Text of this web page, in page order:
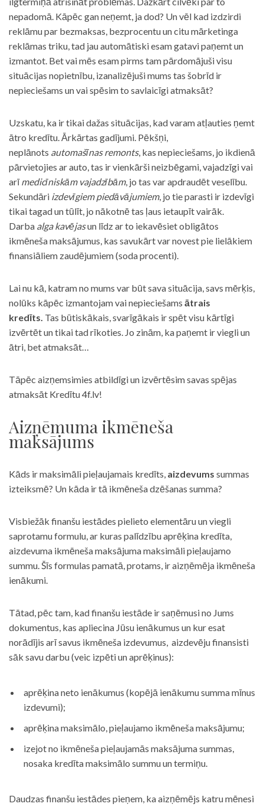
nepadomā. Kāpēc gan neņemt, ja dod? Un vēl kad izdzirdi
reklāmu par bezmaksas, bezprocentu un citu mārketinga
reklāmas triku, tad jau automātiski esam gatavi paņemt un
izmantot. Bet vai mēs esam pirms tam pārdomājuši visu
situācijas nopietnību, izanalizējuši mums tas šobrīd ir
nepieciešams un vai spēsim to savlaicīgi atmaksāt?
Uzskatu, ka ir tikai dažas situācijas, kad varam atļauties ņemt
ātro kredītu. Ārkārtas gadījumi. Pēkšņi,
neplānots automašīnas remonts, kas nepieciešams, jo ikdienā
pārvietojies ar auto, tas ir vienkārši neizbēgami, vajadzīgi vai
arīmedicīniskām vajadzībām, jo tas var apdraudēt veselību.
Sekundāri izdevīgiem piedāvājumiem, jo tie parasti ir izdevīgi
tikai tagad un tūlīt, jo nākotnē tas ļaus ietaupīt vairāk.
Darba alga kavējasun līdz ar to iekavēsiet obligātos
ikmēneša maksājumus, kas savukārt var novest pie lielākiem
finansiāliem zaudējumiem (soda procenti).
Lai nu kā, katram no mums var būt sava situācija, savs mērķis,
nolūks kāpēc izmantojam vai nepieciešams ātrais
kredīts. Tas būtiskākais, svarīgākais ir spēt visu kārtīgi
izvērtēt un tikai tad rīkoties. Jo zinām, ka paņemt ir viegli un
ātri, bet atmaksāt…
Tāpēc aizņemsimies atbildīgi un izvērtēsim savas spējas
atmaksāt Kredītu 4f.lv!
Aizņēmuma ikmēneša
maksājums
Kāds ir maksimāli pieļaujamais kredīts, aizdevums summas
izteiksmē? Un kāda ir tā ikmēneša dzēšanas summa?
Visbiežāk finanšu iestādes pielieto elementāru un viegli
saprotamu formulu, ar kuras palīdzību aprēķina kredīta,
aizdevuma ikmēneša maksājuma maksimāli pieļaujamo
summu. Šīs formulas pamatā, protams, ir aizņēmēja ikmēneša
ienākumi.
Tātad, pēc tam, kad finanšu iestāde ir saņēmusi no Jums
dokumentus, kas apliecina Jūsu ienākumus un kur esat
norādījis arī savus ikmēneša izdevumus, aizdevēju finansisti
sāk savu darbu (veic izpēti un aprēķinus):
aprēķina neto ienākumus (kopējā ienākumu summa mīnus
izdevumi);
aprēķina maksimālo, pieļaujamo ikmēneša maksājumu;
izejot no ikmēneša pieļaujamās maksājuma summas,
nosaka kredīta maksimālo summu un termiņu.
Daudzas finanšu iestādes pieņem, ka aizņēmējs katru mēnesi